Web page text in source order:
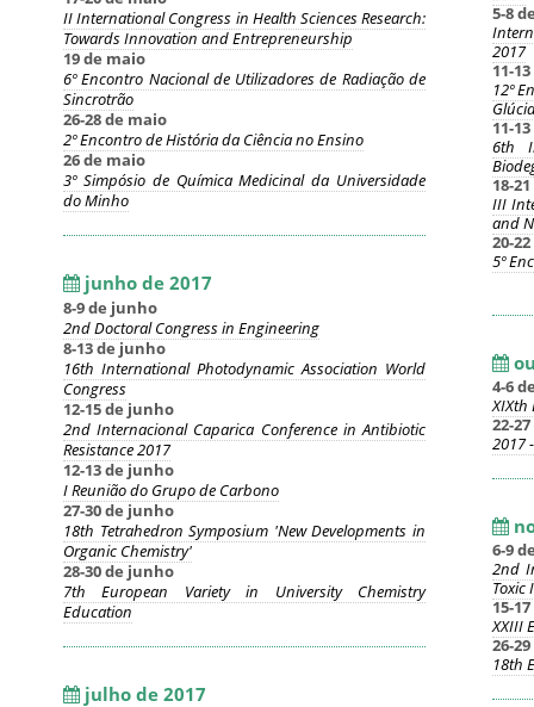
II International Congress in Health Sciences Research:
Towards Innovation and Entrepreneurship
19 de maio
6º Encontro Nacional de Utilizadores de Radiação de
Sincrotrão
26-28 de maio
2º Encontro de História da Ciência no Ensino
26 de maio
3º Simpósio de Química Medicinal da Universidade
do Minho
junho de 2017
8-9 de junho
2nd Doctoral Congress in Engineering
8-13 de junho
16th International Photodynamic Association World
Congress
12-15 de junho
2nd Internacional Caparica Conference in Antibiotic
Resistance 2017
12-13 de junho
I Reunião do Grupo de Carbono
27-30 de junho
18th Tetrahedron Symposium 'New Developments in
Organic Chemistry'
28-30 de junho
7th European Variety in University Chemistry
Education
julho de 2017
5-8
2017
11-
12º
11-
6th
18-
III
and
20-
5º
4-6
XIXth
22-
2017
6-9
2nd
Toxic
15-
XXIII
26-
18th